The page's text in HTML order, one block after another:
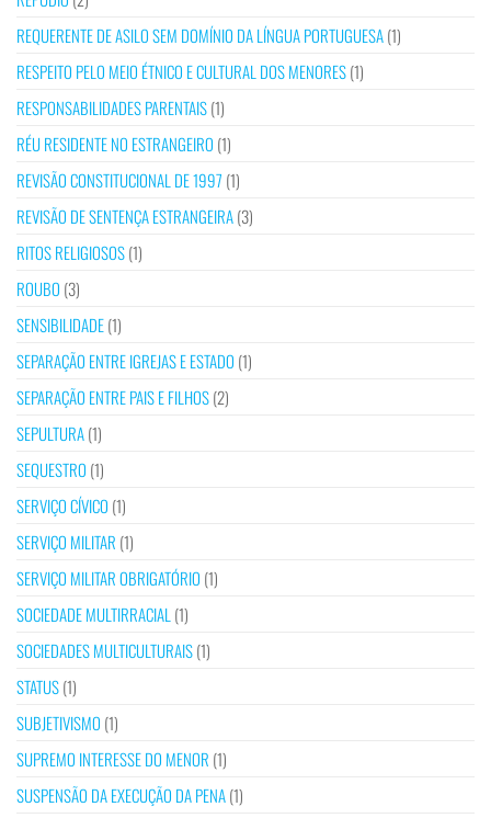
REQUERENTE DE ASILO SEM DOMÍNIO DA LÍNGUA PORTUGUESA(1)
RESPEITO PELO MEIO ÉTNICO E CULTURAL DOS MENORES(1)
RESPONSABILIDADES PARENTAIS(1)
RÉU RESIDENTE NO ESTRANGEIRO (1)
REVISÃO CONSTITUCIONAL DE 1997 (1)
REVISÃO DE SENTENÇA ESTRANGEIRA(3)
RITOS RELIGIOSOS(1)
ROUBO (3)
SENSIBILIDADE(1)
SEPARAÇÃO ENTRE IGREJAS E ESTADO (1)
SEPARAÇÃO ENTRE PAIS E FILHOS(2)
SEPULTURA(1)
SEQUESTRO (1)
SERVIÇO CÍVICO (1)
SERVIÇO MILITAR (1)
SERVIÇO MILITAR OBRIGATÓRIO (1)
SOCIEDADE MULTIRRACIAL (1)
SOCIEDADES MULTICULTURAIS(1)
STATUS(1)
SUBJETIVISMO (1)
SUPREMO INTERESSE DO MENOR (1)
SUSPENSÃO DA EXECUÇÃO DA PENA(1)